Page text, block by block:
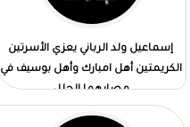
إسماعيل ولد الرباني يعزي الأسرتين
الكريمتين أهل امبارك وأهل بوسيف في
مصابهما الجلل